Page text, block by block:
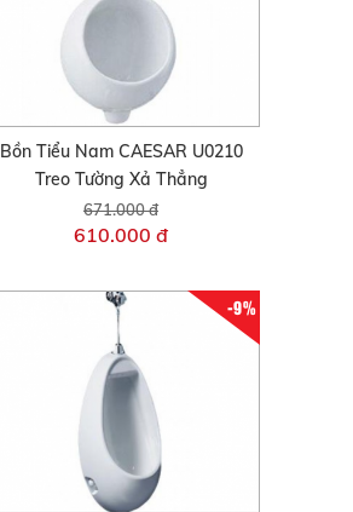
Bồn Tiểu Nam CAESAR U0210
Treo Tường Xả Thẳng
671.000 đ
610.000 đ
-9%